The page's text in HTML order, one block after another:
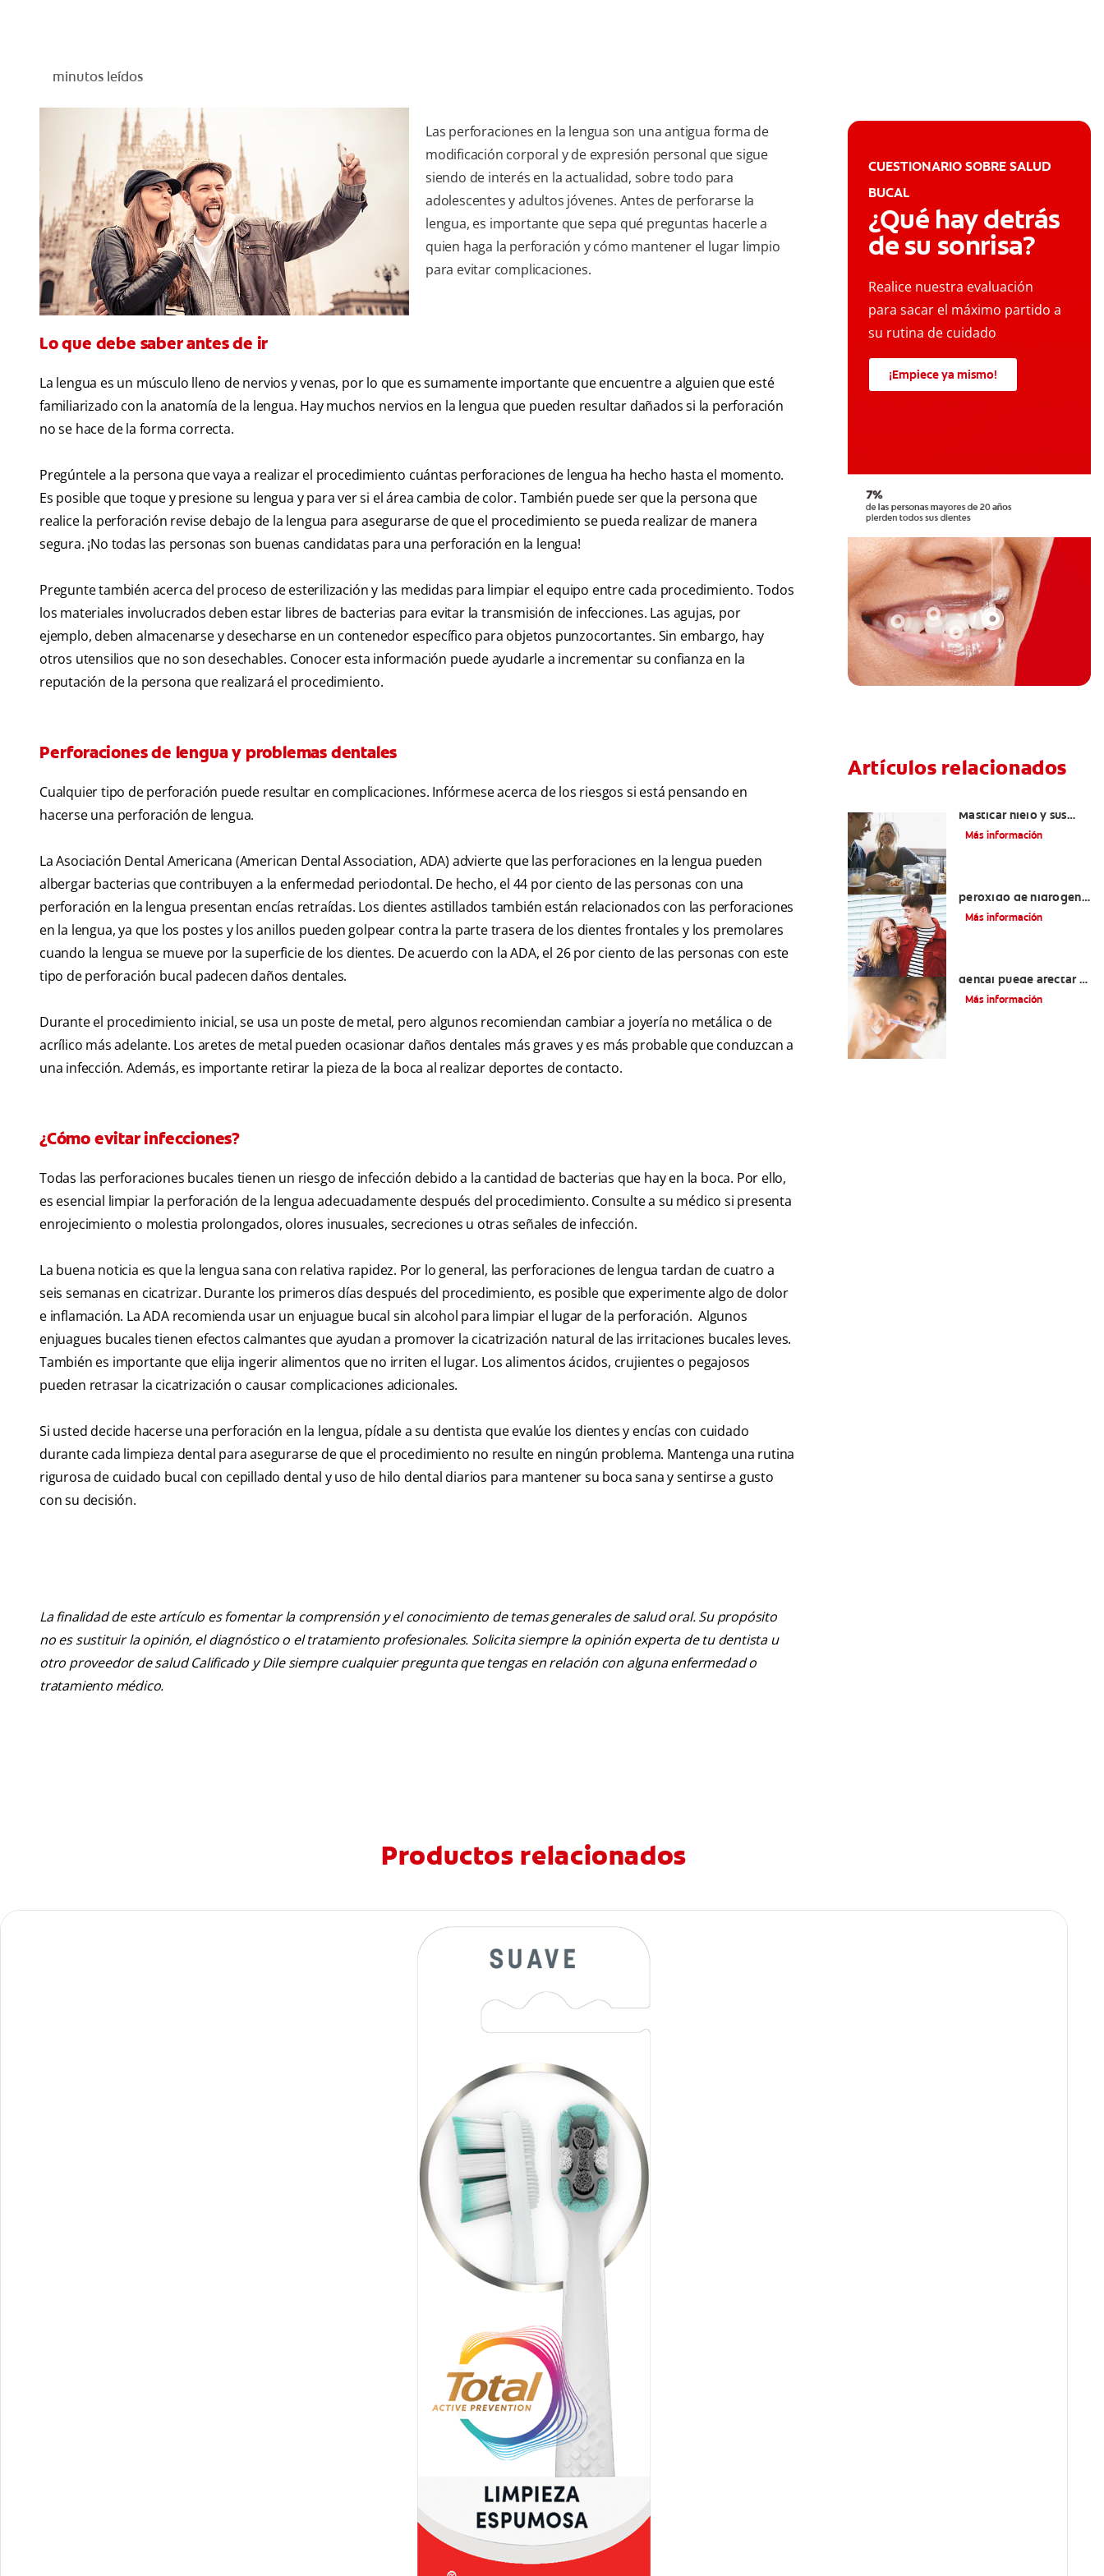
minutos leídos
Las perforaciones en la lengua son una antigua forma de
modificación corporal y de expresión personal que sigue
siendo de interés en la actualidad, sobre todo para
adolescentes y adultos jóvenes. Antes de perforarse la
lengua, es importante que sepa qué preguntas hacerle a
quien haga la perforación y cómo mantener el lugar limpio
para evitar complicaciones.
Lo que debe saber antes de ir
La lengua es un músculo lleno de nervios y venas, por lo que es sumamente importante que encuentre a alguien que esté
familiarizado con la anatomía de la lengua. Hay muchos nervios en la lengua que pueden resultar dañados si la perforación
no se hace de la forma correcta.
Pregúntele a la persona que vaya a realizar el procedimiento cuántas perforaciones de lengua ha hecho hasta el momento.
Es posible que toque y presione su lengua y para ver si el área cambia de color. También puede ser que la persona que
realice la perforación revise debajo de la lengua para asegurarse de que el procedimiento se pueda realizar de manera
segura. ¡No todas las personas son buenas candidatas para una perforación en la lengua!
Pregunte también acerca del proceso de esterilización y las medidas para limpiar el equipo entre cada procedimiento. Todos
los materiales involucrados deben estar libres de bacterias para evitar la transmisión de infecciones. Las agujas, por
ejemplo, deben almacenarse y desecharse en un contenedor específico para objetos punzocortantes. Sin embargo, hay
otros utensilios que no son desechables. Conocer esta información puede ayudarle a incrementar su confianza en la
reputación de la persona que realizará el procedimiento.
Perforaciones de lengua y problemas dentales
Cualquier tipo de perforación puede resultar en complicaciones. Infórmese acerca de los riesgos si está pensando en
hacerse una perforación de lengua.
La Asociación Dental Americana (American Dental Association, ADA) advierte que las perforaciones en la lengua pueden
albergar bacterias que contribuyen a la enfermedad periodontal. De hecho, el 44 por ciento de las personas con una
perforación en la lengua presentan encías retraídas. Los dientes astillados también están relacionados con las perforaciones
en la lengua, ya que los postes y los anillos pueden golpear contra la parte trasera de los dientes frontales y los premolares
cuando la lengua se mueve por la superficie de los dientes. De acuerdo con la ADA, el 26 por ciento de las personas con este
tipo de perforación bucal padecen daños dentales.
Durante el procedimiento inicial, se usa un poste de metal, pero algunos recomiendan cambiar a joyería no metálica o de
acrílico más adelante. Los aretes de metal pueden ocasionar daños dentales más graves y es más probable que conduzcan a
una infección. Además, es importante retirar la pieza de la boca al realizar deportes de contacto.
¿Cómo evitar infecciones?
Todas las perforaciones bucales tienen un riesgo de infección debido a la cantidad de bacterias que hay en la boca. Por ello,
es esencial limpiar la perforación de la lengua adecuadamente después del procedimiento. Consulte a su médico si presenta
enrojecimiento o molestia prolongados, olores inusuales, secreciones u otras señales de infección.
La buena noticia es que la lengua sana con relativa rapidez. Por lo general, las perforaciones de lengua tardan de cuatro a
seis semanas en cicatrizar. Durante los primeros días después del procedimiento, es posible que experimente algo de dolor
e inflamación. La ADA recomienda usar un enjuague bucal sin alcohol para limpiar el lugar de la perforación. Algunos
enjuagues bucales tienen efectos calmantes que ayudan a promover la cicatrización natural de las irritaciones bucales leves.
También es importante que elija ingerir alimentos que no irriten el lugar. Los alimentos ácidos, crujientes o pegajosos
pueden retrasar la cicatrización o causar complicaciones adicionales.
Si usted decide hacerse una perforación en la lengua, pídale a su dentista que evalúe los dientes y encías con cuidado
durante cada limpieza dental para asegurarse de que el procedimiento no resulte en ningún problema. Mantenga una rutina
rigurosa de cuidado bucal con cepillado dental y uso de hilo dental diarios para mantener su boca sana y sentirse a gusto
con su decisión.
La finalidad de este artículo es fomentar la comprensión y el conocimiento de temas generales de salud oral. Su propósito
no es sustituir la opinión, el diagnóstico o el tratamiento profesionales. Solicita siempre la opinión experta de tu dentista u
otro proveedor de salud Calificado y Dile siempre cualquier pregunta que tengas en relación con alguna enfermedad o
tratamiento médico.
CUESTIONARIO SOBRE SALUD
BUCAL
¿Qué hay detrás
de su sonrisa?
Realice nuestra evaluación
para sacar el máximo partido a
su rutina de cuidado
¡Empiece ya mismo!
Artículos relacionados
Masticar hielo y sus
dientes
Más información
peróxido de hidrógeno
para dientes y encías
Más información
dental puede afectar el
esmalte?
Más información
Productos relacionados